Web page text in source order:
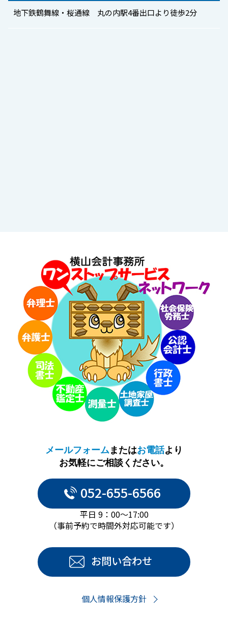
地下鉄鶴舞線・桜通線 丸の内駅4番出口より徒歩2分
メールフォームまたはお電話より
お気軽にご相談ください。
052-655-6566
平日 9：00～17:00
（事前予約で時間外対応可能です）
お問い合わせ
個人情報保護方針